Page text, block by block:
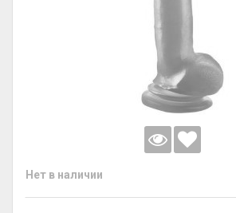
Нет в наличии